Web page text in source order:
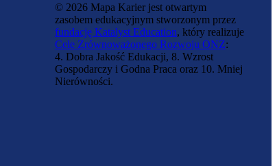
© 2026 Mapa Karier jest otwartym
zasobem edukacyjnym stworzonym przez
fundację Katalyst Education, który realizuje
Cele Zrównoważonego Rozwoju ONZ:
4. Dobra Jakość Edukacji, 8. Wzrost
Gospodarczy i Godna Praca oraz 10. Mniej
Nierówności.